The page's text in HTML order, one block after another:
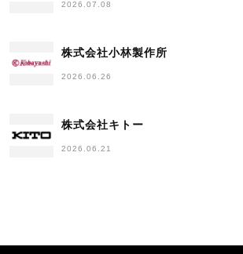
2026.07.08
株式会社小林製作所
2026.06.26
株式会社キトー
2026.06.21